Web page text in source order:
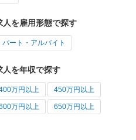
人を雇用形態で探す
パート・アルバイト
人を年収で探す
万円以上 450万円以上
万円以上 650万円以上